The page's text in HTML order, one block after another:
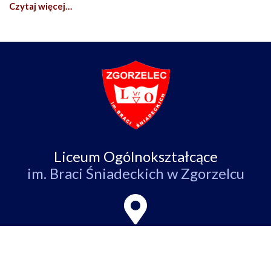
Czytaj więcej…
Liceum Ogólnokształcące
im. Braci Śniadeckich w Zgorzelcu